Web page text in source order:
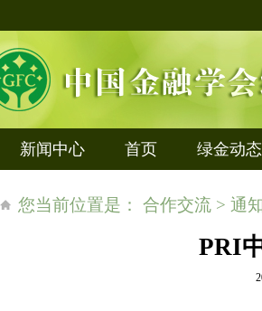
新闻中心 首页 绿金动态
您当前位置是： 合作交流 > 通
PRI